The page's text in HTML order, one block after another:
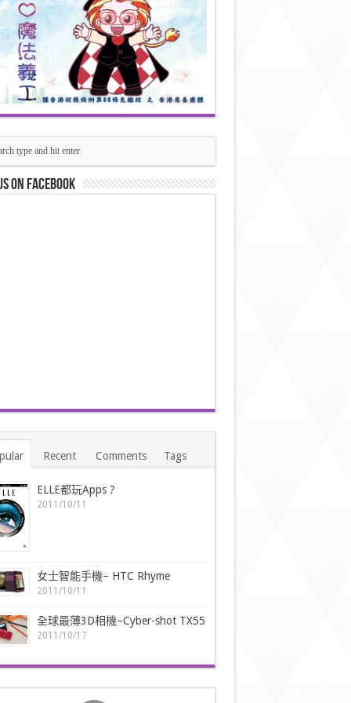
on Facebook
Recent Comments Tags
ELLE都玩Apps ?
2011/10/11
女士智能手機– HTC Rhyme
2011/10/11
全球最薄3D相機–Cyber-shot TX55
2011/10/17